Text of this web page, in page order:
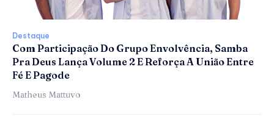
Destaque
Com Participação Do Grupo Envolvência, Samba
Pra Deus Lança Volume 2 E Reforça A União Entre
Fé E Pagode
Matheus Mattuvo